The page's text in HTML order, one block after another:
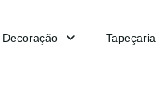
Decoração Tapeçaria